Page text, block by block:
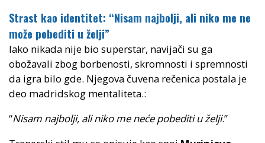
Strast kao identitet: “Nisam najbolji, ali niko me ne
može pobediti u želji”
Iako nikada nije bio superstar, navijači su ga
obožavali zbog borbenosti, skromnosti i spremnosti
da igra bilo gde. Njegova čuvena rečenica postala je
deo madridskog mentaliteta.:
“Nisam najbolji, ali niko me neće pobediti u želji.”